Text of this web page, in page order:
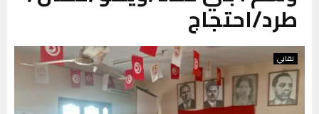
طرد/احتجاج
نقابي